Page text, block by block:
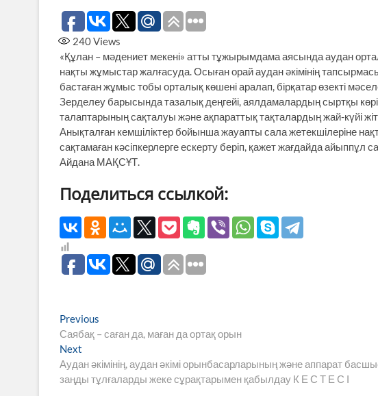
240Views
«Құлан – мәдениет мекені» атты тұжырымдама аясында аудан
нақты жұмыстар жалғасуда. Осыған орай аудан әкімінің
бастаған жұмыс тобы орталық көшені аралап, бірқатар өзекті
Зерделеу барысында тазалық деңгейі, аялдамалардың сыртқы
талаптарының сақталуы және ақпараттық тақталардың жай-күйі
Анықталған кемшіліктер бойынша жауапты сала жетекшілеріне
сақтамаған кәсіпкерлерге ескерту беріп, қажет жағдайда айыппұл
Айдана МАҚСҰТ.
Поделиться ссылкой:
Навигация
по
записям
Previous
post:
Саябақ – саған да, маған да ортақ орын
Next
post:
Аудан әкімінің, аудан әкімі орынбасарларының және аппарат
заңды тұлғаларды жеке сұрақтарымен қабылдау К Е С Т Е С І